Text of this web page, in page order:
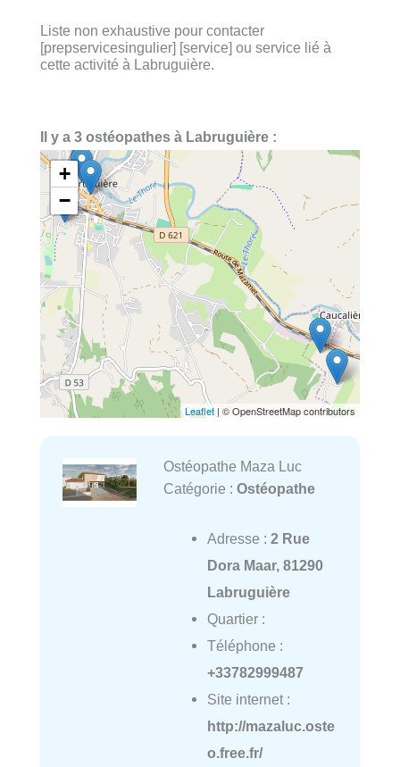
Liste non exhaustive pour contacter
[prepservicesingulier] [service] ou service lié à
cette activité à Labruguière.
Il y a 3 ostéopathes à Labruguière :
+
−
Leaflet | © OpenStreetMap contributors
Ostéopathe Maza Luc
Catégorie : Ostéopathe
Adresse : 2 Rue
Dora Maar, 81290
Labruguière
Quartier :
Téléphone :
+33782999487
Site internet :
http://mazaluc.oste
o.free.fr/